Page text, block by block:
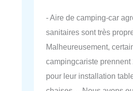
- Aire de camping-car
sanitaires sont très
Malheureusement,
campingcariste prennent
pour leur installation